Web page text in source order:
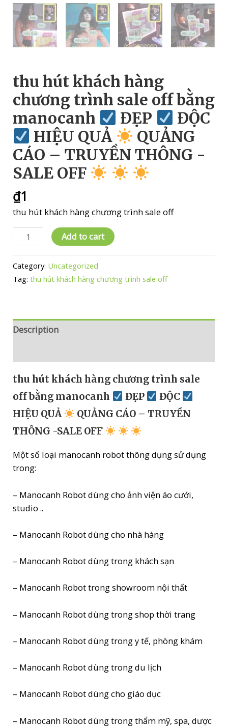
thu hút khách hàng
chương trình sale off bằng
manocanh
ĐẸP
ĐỘC
HIỆU QUẢ
QUẢNG
CÁO – TRUYỀN THÔNG -
SALE OFF
₫1
thu hút khách hàng chương trình sale off
hút
hàng
chương
off
ĐẸP
ĐỘC
HIỆU
QUẢNG
-
TRUYỀN
-
OFF
quantity
Add to cart
Category: Uncategorized
Tag:thu hút khách hàng chương trình sale off
Description
thu hút khách hàng chương trình sale
off bằng manocanh
ĐẸP
ĐỘC
HIỆU QUẢ
QUẢNG CÁO – TRUYỀN
THÔNG -SALE OFF
Một số loại manocanh robot thông dụng sử dụng
trong:
– Manocanh Robot dùng cho ảnh viện áo cưới,
studio ..
– Manocanh Robot dùng cho nhà hàng
– Manocanh Robot dùng trong khách sạn
– Manocanh Robot trong showroom nội thất
– Manocanh Robot dùng trong shop thời trang
– Manocanh Robot dùng trong y tế, phòng khám
– Manocanh Robot dùng trong du lịch
– Manocanh Robot dùng cho giáo dục
– Manocanh Robot dùng trong thẩm mỹ, spa, dược